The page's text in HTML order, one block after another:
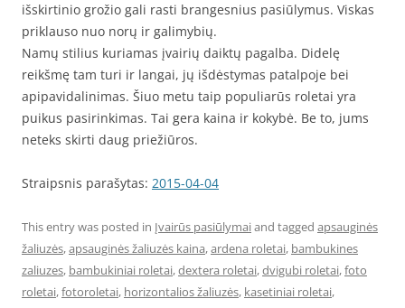
išskirtinio grožio gali rasti brangesnius pasiūlymus. Viskas
priklauso nuo norų ir galimybių.
Namų stilius kuriamas įvairių daiktų pagalba. Didelę
reikšmę tam turi ir langai, jų išdėstymas patalpoje bei
apipavidalinimas. Šiuo metu taip populiarūs roletai yra
puikus pasirinkimas. Tai gera kaina ir kokybė. Be to, jums
neteks skirti daug priežiūros.
Straipsnis parašytas: 2015-04-04
This entry was posted in Įvairūs pasiūlymaiand tagged apsauginės
žaliuzės,apsauginės žaliuzės kaina,ardena roletai, bambukines
zaliuzes, bambukiniai roletai,dextera roletai,dvigubi roletai,foto
roletai,fotoroletai, horizontalios žaliuzės, kasetiniai roletai,